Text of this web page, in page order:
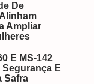
De
Ampliar
E MS-142
Segurança E
Safra